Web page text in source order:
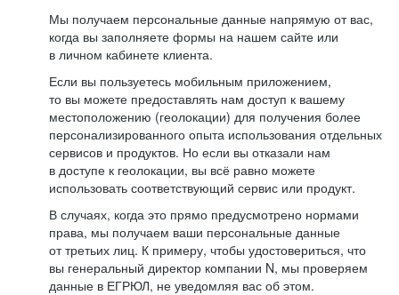
Мы получаем персональные данные напрямую от вас,
когда вы заполняете формы на нашем сайте или
в личном кабинете клиента.
Если вы пользуетесь мобильным приложением,
то вы можете предоставлять нам доступ к вашему
местоположению (геолокации) для получения более
персонализированного опыта использования отдельных
сервисов и продуктов. Но если вы отказали нам
в доступе к геолокации, вы всё равно можете
использовать соответствующий сервис или продукт.
В случаях, когда это прямо предусмотрено нормами
права, мы получаем ваши персональные данные
от третьих лиц. К примеру, чтобы удостовериться, что
вы генеральный директор компании N, мы проверяем
данные в ЕГРЮЛ, не уведомляя вас об этом.